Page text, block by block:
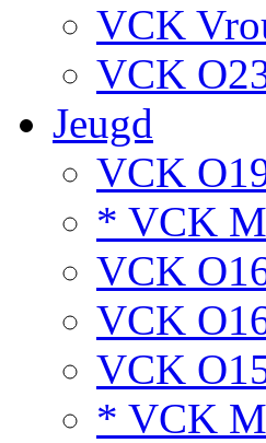
VCK
VCK
Jeugd
VCK
* VCK
VCK
VCK
VCK
* VCK